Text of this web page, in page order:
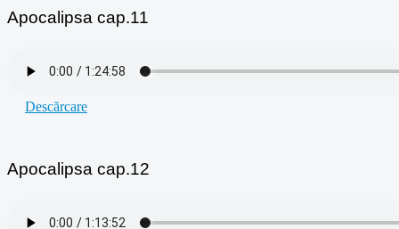
Apocalipsa cap.11
Descărcare
Apocalipsa cap.12